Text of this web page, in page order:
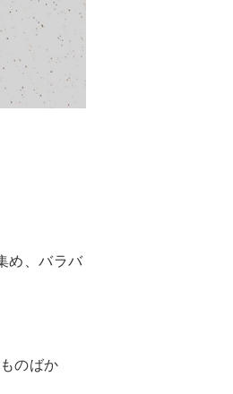
め、バラバ
のばか